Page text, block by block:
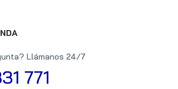
Llámanos 24/7
771